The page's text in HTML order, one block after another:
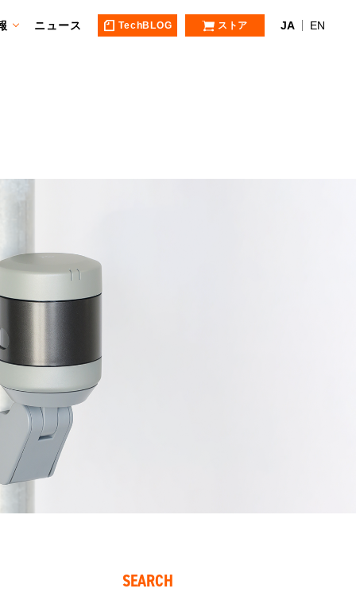
ニュース TechBLOG ストア JA EN
SEARCH